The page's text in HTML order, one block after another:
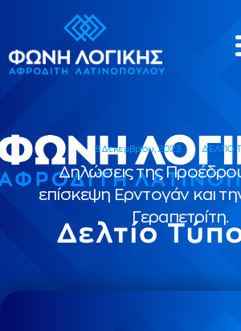
8 Δεκεμβρίου, 2023 ΔΕΛΤΙΟ
Δηλώσεις της
επίσκεψη Ερντογάν και
Γεραπετρίτη.